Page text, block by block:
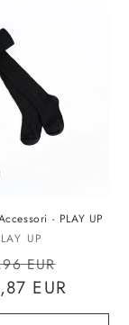
- PLAY UP
Fornitore:
UP
EUR
EUR